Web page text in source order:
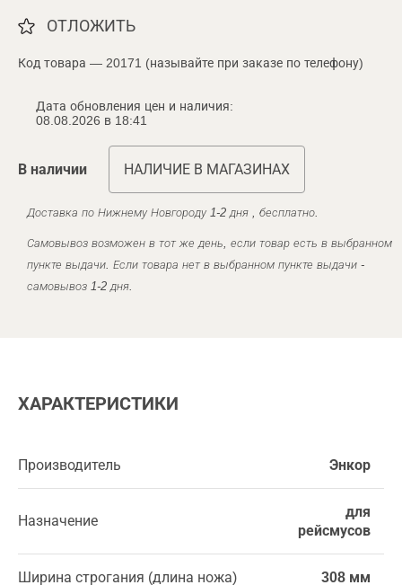
ОТЛОЖИТЬ
Код товара — 20171 (называйте при заказе по телефону)
Дата обновления цен и наличия:
08.08.2026 в 18:41
В наличии НАЛИЧИЕ В МАГАЗИНАХ
Доставка по Нижнему Новгороду 1-2 дня , бесплатно.
Самовывоз возможен в тот же день, если товар есть в выбранном
пункте выдачи. Если товара нет в выбранном пункте выдачи -
самовывоз 1-2 дня.
ХАРАКТЕРИСТИКИ
Производитель Энкор
Назначение
для
рейсмусов
Ширина строгания (длина ножа) 308 мм